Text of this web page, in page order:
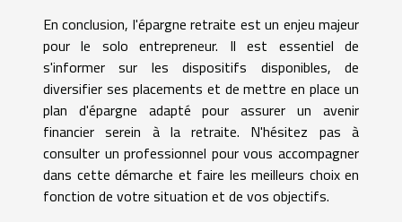
En conclusion, l'épargne retraite est un enjeu majeur
pour le solo entrepreneur. Il est essentiel de
s'informer sur les dispositifs disponibles, de
diversifier ses placements et de mettre en place un
plan d'épargne adapté pour assurer un avenir
financier serein à la retraite. N'hésitez pas à
consulter un professionnel pour vous accompagner
dans cette démarche et faire les meilleurs choix en
fonction de votre situation et de vos objectifs.